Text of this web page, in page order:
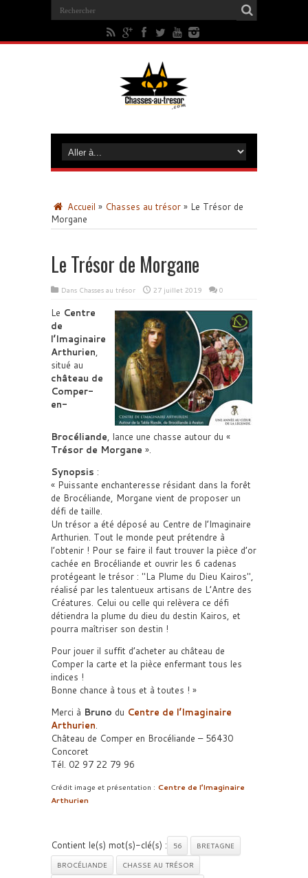
Accueil » Chasses au trésor » Le Trésor de
Morgane
Le Trésor de Morgane
Dans Chasses au trésor 27 juillet 2019 0
Le Centre
de
l’Imaginaire
Arthurien,
situé au
château de
Comper-
en-
Brocéliande, lance une chasse autour du «
Trésor de Morgane ».
Synopsis :
« Puissante enchanteresse résidant dans la forêt
de Brocéliande, Morgane vient de proposer un
défi de taille.
Un trésor a été déposé au Centre de l’Imaginaire
Arthurien. Tout le monde peut prétendre à
l’obtenir ! Pour se faire il faut trouver la pièce d’or
cachée en Brocéliande et ouvrir les 6 cadenas
protégeant le trésor :
La Plume du Dieu Kairos ,
réalisé par les talentueux artisans de L’Antre des
Créatures. Celui ou celle qui relèvera ce défi
détiendra la plume du dieu du destin Kairos, et
pourra maîtriser son destin !
Pour jouer il suffit d’acheter au château de
Comper la carte et la pièce enfermant tous les
indices !
Bonne chance à tous et à toutes ! »
Merci à Bruno du Centre de l’Imaginaire
Arthurien.
Château de Comper en Brocéliande – 56430
Concoret
Tél. 02 97 22 79 96
Crédit image et présentation : Centre de l’Imaginaire
Arthurien
Contient le(s) mot(s)-clé(s) : 56
BRETAGNE
BROCÉLIANDE
CHASSE AU TRÉSOR